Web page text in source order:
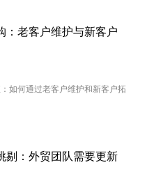
：老客户维护与新客户
如何通过老客户维护和新客户拓
剔：外贸团队需要更新